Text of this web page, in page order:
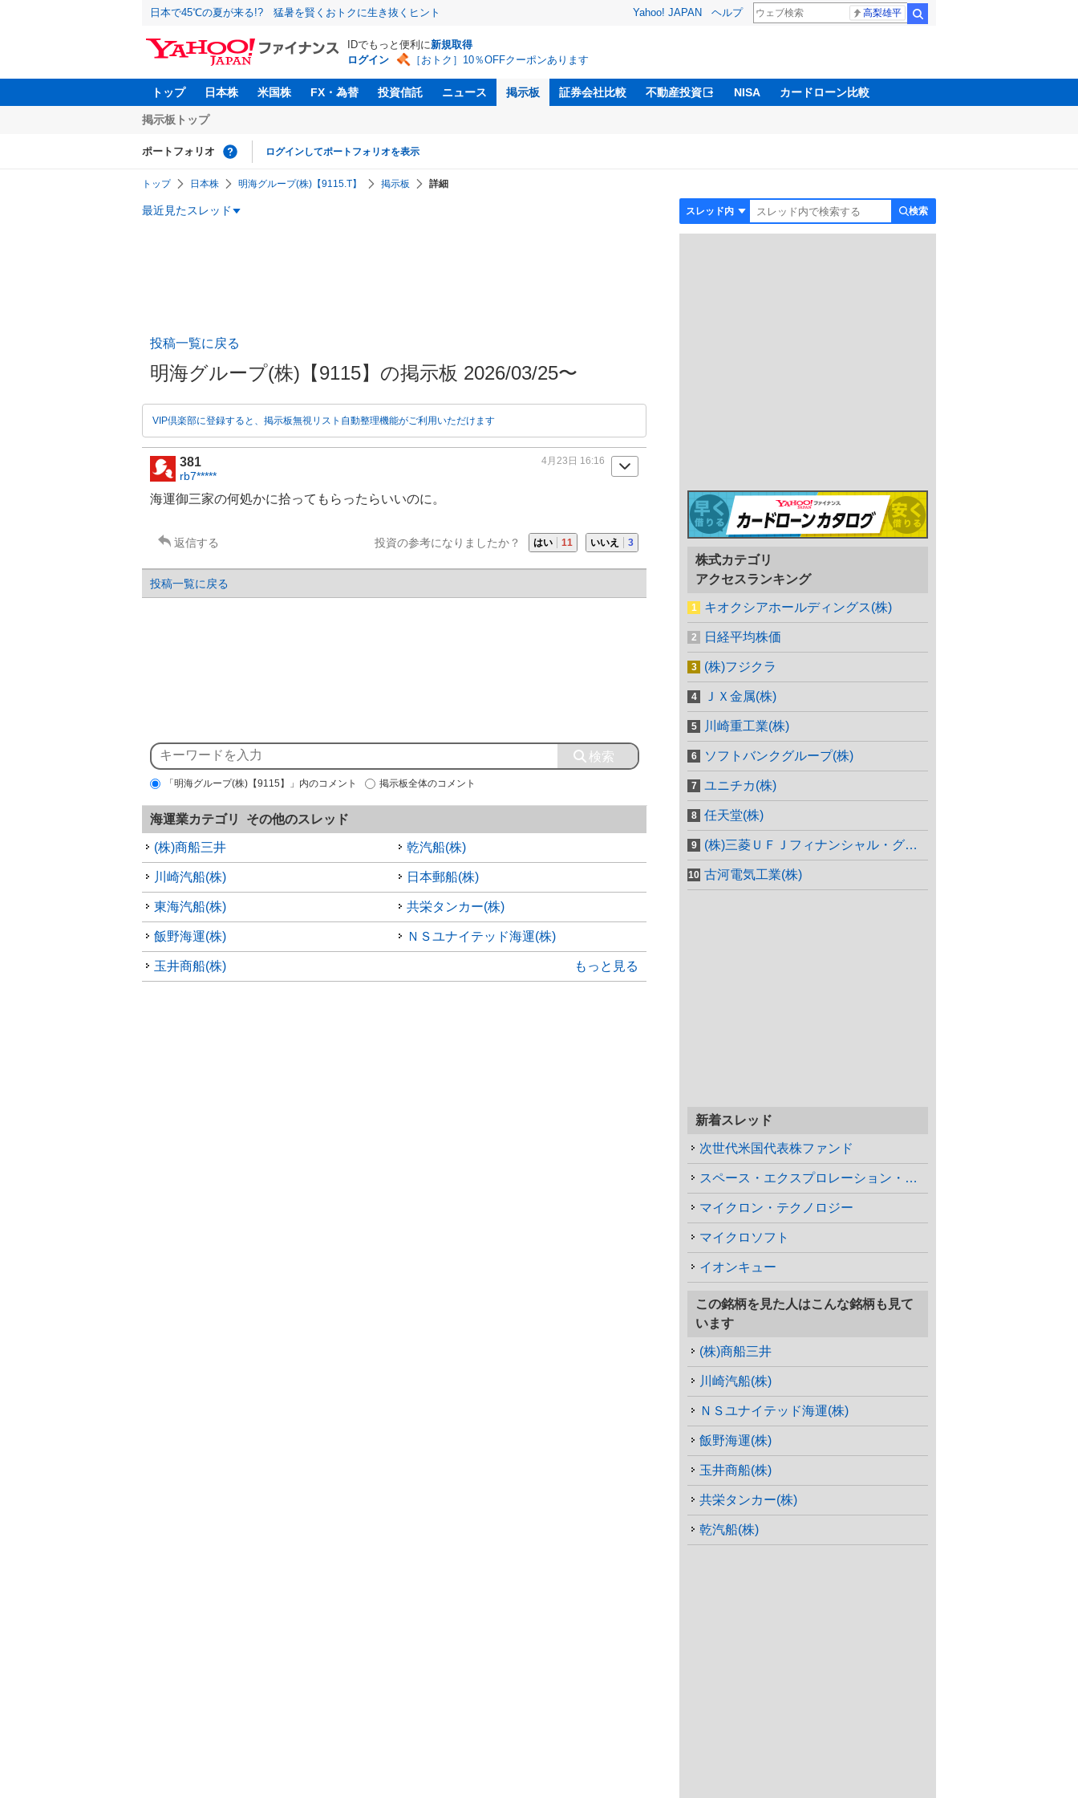
日本で45℃の夏が来る!? 猛暑を賢くおトクに生き抜くヒント Yahoo! JAPAN ヘルプ 高梨雄平
IDでもっと便利に新規取得
ログイン
［おトク］10％OFFクーポンあります
トップ 日本株 米国株 FX・為替 投資信託 ニュース 掲示板 証券会社比較 不動産投資 NISA カードローン比較
掲示板トップ
ポートフォリオ ログインしてポートフォリオを表示
トップ 日本株 明海グループ(株)【9115.T】 掲示板 詳細
最近見たスレッド 検索
投稿一覧に戻る
明海グループ(株)【9115】の掲示板 2026/03/25〜
VIP倶楽部に登録すると、掲示板無視リスト自動整理機能がご利用いただけます
381
rb7*****
4月23日 16:16
海運御三家の何処かに拾ってもらったらいいのに。
返信する 投資の参考になりましたか？ はい 11 いいえ 3
投稿一覧に戻る
「明海グループ(株)【9115】」内のコメント 掲示板全体のコメント
海運業カテゴリ その他のスレッド
(株)商船三井 乾汽船(株)
川崎汽船(株) 日本郵船(株)
東海汽船(株) 共栄タンカー(株)
飯野海運(株) ＮＳユナイテッド海運(株)
玉井商船(株) もっと見る
株式カテゴリ
アクセスランキング
キオクシアホールディングス(株)
日経平均株価
(株)フジクラ
ＪＸ金属(株)
川崎重工業(株)
ソフトバンクグループ(株)
ユニチカ(株)
任天堂(株)
(株)三菱ＵＦＪフィナンシャル・グループ
古河電気工業(株)
新着スレッド
次世代米国代表株ファンド
スペース・エクスプロレーション・テクノ…
マイクロン・テクノロジー
マイクロソフト
イオンキュー
この銘柄を見た人はこんな銘柄も見て
います
(株)商船三井
川崎汽船(株)
ＮＳユナイテッド海運(株)
飯野海運(株)
玉井商船(株)
共栄タンカー(株)
乾汽船(株)